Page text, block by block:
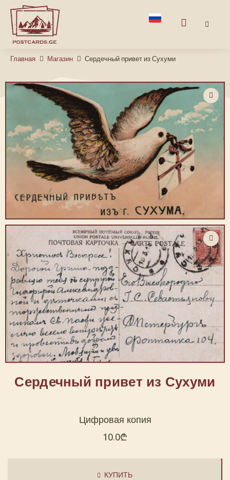
Главная Магазин Сердечный привет из Сухуми
Сердечный привет из Сухуми
Цифровая копия
10.0₾
КУПИТЬ